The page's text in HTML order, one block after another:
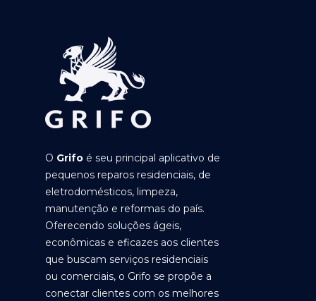
O Grifo é seu principal aplicativo de
pequenos reparos residenciais, de
eletrodomésticos, limpeza,
manutenção e reformas do país.
Oferecendo soluções ágeis,
econômicas e eficazes aos clientes
que buscam serviços residenciais
ou comerciais, o Grifo se propõe a
conectar clientes com os melhores